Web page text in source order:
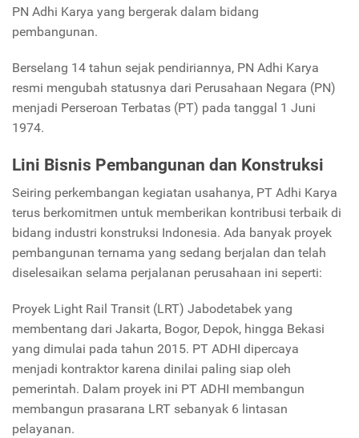
PN Adhi Karya yang bergerak dalam bidang
pembangunan.
Berselang 14 tahun sejak pendiriannya, PN Adhi Karya
resmi mengubah statusnya dari Perusahaan Negara (PN)
menjadi Perseroan Terbatas (PT) pada tanggal 1 Juni
1974.
Lini Bisnis Pembangunan dan Konstruksi
Seiring perkembangan kegiatan usahanya, PT Adhi Karya
terus berkomitmen untuk memberikan kontribusi terbaik di
bidang industri konstruksi Indonesia. Ada banyak proyek
pembangunan ternama yang sedang berjalan dan telah
diselesaikan selama perjalanan perusahaan ini seperti:
Proyek Light Rail Transit (LRT) Jabodetabek yang
membentang dari Jakarta, Bogor, Depok, hingga Bekasi
yang dimulai pada tahun 2015. PT ADHI dipercaya
menjadi kontraktor karena dinilai paling siap oleh
pemerintah. Dalam proyek ini PT ADHI membangun
membangun prasarana LRT sebanyak 6 lintasan
pelayanan.